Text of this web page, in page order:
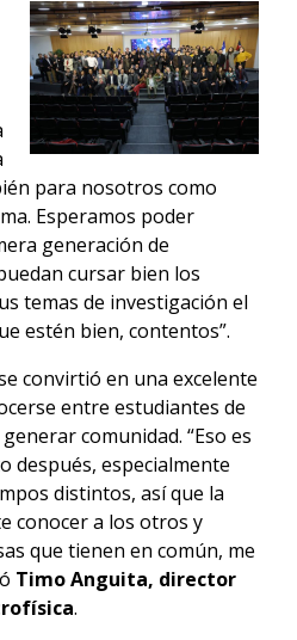
para nosotros como
Esperamos poder
generación de
cursar bien los
temas de investigación el
estén bien, contentos”.
convirtió en una excelente
entre estudiantes de
comunidad. “Eso es
después, especialmente
distintos, así que la
conocer a los otros y
que tienen en común, me
Timo Anguita, director
.